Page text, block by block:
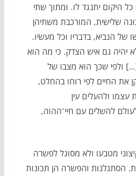
היקום יתנגד לו. ומתוך שתי
שלישית, המורכבת משתיהן
הנביא, בדבריו וכל מעשׂיו.
יהיה גם איש הצדק. כי מה הוא
ולפי שכּך הוא מצבו של
את החיים לפי רוחו בהחלט,
ולהעלים עין
להשלים עם חיי־ההוה,
מטבעו ולא מסוגל לפשרה
הסתגלנות והפשרה הן תכונות